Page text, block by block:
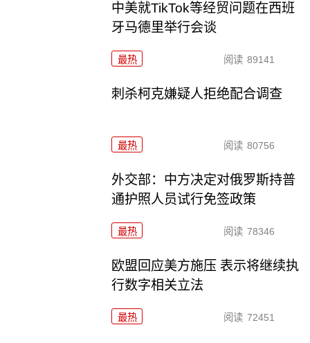
中美就TikTok等经贸问题在西班
牙马德里举行会谈
最热 阅读 89141
刺杀柯克嫌疑人拒绝配合调查
最热 阅读 80756
外交部：中方决定对俄罗斯持普
通护照人员试行免签政策
最热 阅读 78346
欧盟回应美方施压 表示将继续执
行数字相关立法
最热 阅读 72451